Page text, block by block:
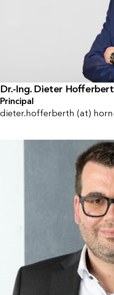
Dr.-Ing. Dieter
Principal
dieter.hofferberth (at)